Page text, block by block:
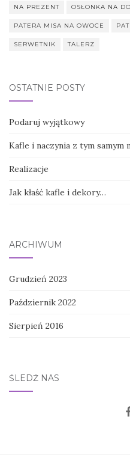
NA PREZENT OSŁONKA NA
PATERA MISA NA OWOCE
SERWETNIK TALERZ
OSTATNIE POSTY
Podaruj wyjątkowy
Kafle i naczynia z tym samym
Realizacje
Jak kłaść kafle i dekory…
ARCHIWUM
Grudzień 2023
Październik 2022
Sierpień 2016
ŚLEDŹ NAS